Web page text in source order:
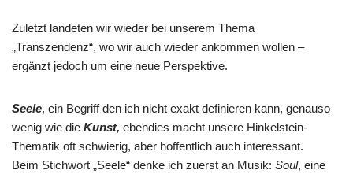
Zuletzt landeten wir wieder bei unserem Thema
„Transzendenz“, wo wir auch wieder ankommen wollen –
ergänzt jedoch um eine neue Perspektive.
Seele, ein Begriff den ich nicht exakt definieren kann, genauso
wenig wie die Kunst, ebendies macht unsere Hinkelstein-
Thematik oft schwierig, aber hoffentlich auch interessant.
Beim Stichwort „Seele“ denke ich zuerst an Musik: Soul, eine